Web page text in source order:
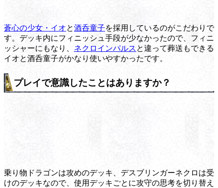
蒼心の少女・イオと酒呑童子を採用しているのがこだわりで
す。デッキ内にフィニッシュ手段が少なかったので、フィニ
ッシャーにもなり、 ネクロインパルス と違って葬送もできる
イオと酒呑童子がかなり使いやすかったです。
プレイで意識したことはありますか？
乗り物ドラゴンは攻めのデッキ、デスブリンガーネクロは受
けのデッキなので、使用デッキごとに攻守の思考を切り替え